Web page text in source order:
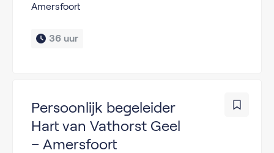
Amersfoort
36 uur
Persoonlijk begeleider
Hart van Vathorst Geel
– Amersfoort